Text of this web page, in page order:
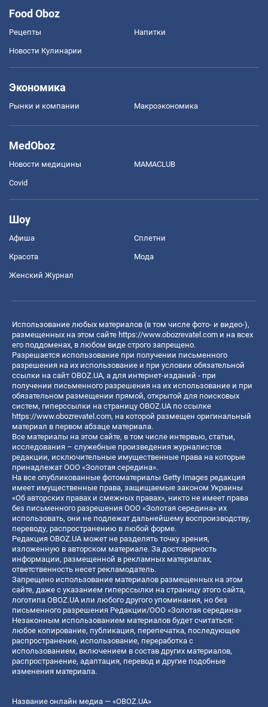
Food Oboz
Рецепты Напитки
Новости Кулинарии
Экономика
Рынки и компании Mакроэкономика
MedOboz
Новости медицины MAMACLUB
Covid
Шоу
Афиша Сплетни
Красота Мода
Женский Журнал
Использование любых материалов (в том числе фото- и видео-),
размещенных на этом сайте https://www.obozrevatel.com и на всех
его поддоменах, в любом виде строго запрещено.
Разрешается использование при получении письменного
разрешения на их использование и при условии обязательной
ссылки на сайт OBOZ.UA, а для интернет-изданий - при
получении письменного разрешения на их использование и при
обязательном размещении прямой, открытой для поисковых
систем, гиперссылки на страницу OBOZ.UA по ссылке
https://www.obozrevatel.com, на которой размещен оригинальный
материал в первом абзаце материала.
Все материалы на этом сайте, в том числе интервью, статьи,
исследования – служебные произведения журналистов
редакции, исключительные имущественные права на которые
принадлежат ООО «Золотая середина».
На все опубликованные фотоматериалы Getty Images редакция
имеет имущественные права, защищаемые законом Украины
«Об авторских правах и смежных правах», никто не имеет права
без письменного разрешения ООО «Золотая середина» их
использовать, они не подлежат дальнейшему воспроизводству,
переводу, распространению в любой форме.
Редакция OBOZ.UA может не разделять точку зрения,
изложенную в авторском материале. За достоверность
информации, размещенной в рекламных материалах,
ответственность несет рекламодатель.
Запрещено использование материалов размещенных на этом
сайте, даже с указанием гиперссылки на страницу этого сайта,
логотипа OBOZ.UA или любого другого упоминания, но без
письменного разрешения Редакции/ООО «Золотая середина»
Незаконным использованием материалов будет считаться:
любое копирование, публикация, перепечатка, последующее
распространение, использование, переработка с
использованием, включением в состав других материалов,
распространение, адаптация, перевод и другие подобные
изменения материала.
Название онлайн медиа — «OBOZ.UA»